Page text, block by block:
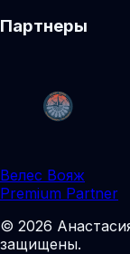
Партнеры
Велес Вояж
Premium Partner
© 2026
защищены.